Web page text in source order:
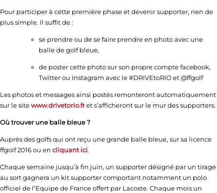
Pour participer à cette première phase et devenir supporter, rien de
plus simple. Il suffit de :
se prendre ou de se faire prendre en photo avec une
balle de golf bleue,
de poster cette photo sur son propre compte facebook,
Twitter ou Instagram avec le #DRIVEtoRIO et @ffgolf
Les photos et messages ainsi postés remonteront automatiquement
sur le sitewww.drivetorio.fret s’afficheront sur le mur des supporters.
Où trouver une balle bleue ?
Auprès des golfs qui ont reçu une grande balle bleue, sur sa licence
ffgolf 2016 ou en cliquant ici.
Chaque semaine jusqu’à fin juin, un supporter désigné par un tirage
au sort gagnera un kit supporter comportant notamment un polo
officiel de l’Equipe de France offert par Lacoste. Chaque mois un